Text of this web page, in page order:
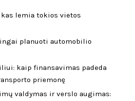
lemia tokios vietos
planuoti automobilio
kaip finansavimas padeda
priemonę
valdymas ir verslo augimas: